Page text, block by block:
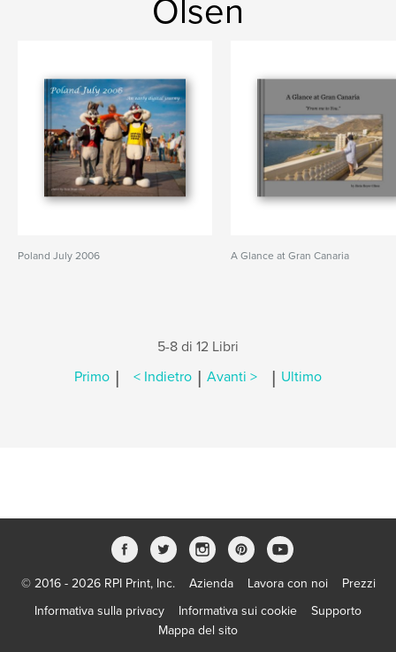
Olsen
Poland July 2006 A Glance at Gran Canaria
5-8 di 12 Libri
Primo | < Indietro | Avanti > | Ultimo
© 2016 - 2026 RPI Print, Inc. Azienda Lavora con noi
Prezzi
Informativa sulla privacy
Informativa sui cookie
Supporto
Mappa del sito